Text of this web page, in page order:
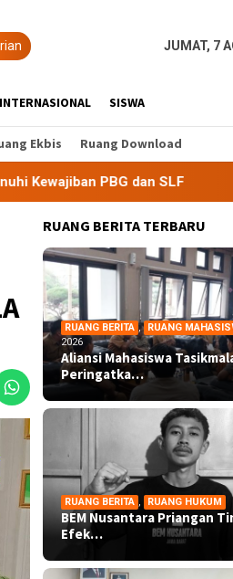
JUMAT, 7
INTERNASIONAL SISWA
Ekbis Ruang Download
SLF BEM Nusantara
RUANG BERITA TERBARU
RUANG BERITA , RUANG
2026
Aliansi Mahasiswa
Peringatka…
RUANG BERITA , RUANG HUKUM
BEM Nusantara Priangan
Efek…